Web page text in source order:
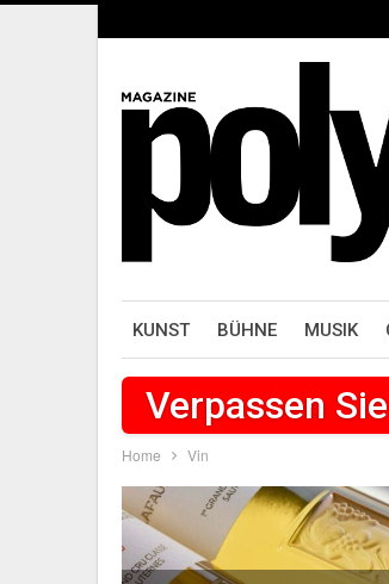
KUNST BÜHNE MUSIK
Verpassen
Home Vin